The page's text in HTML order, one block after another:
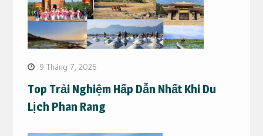
9 Tháng 7, 2026
Top Trải Nghiệm Hấp Dẫn Nhất Khi Du
Lịch Phan Rang